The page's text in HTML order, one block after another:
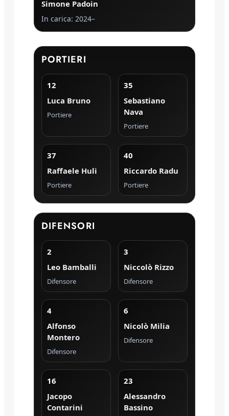
Simone Padoin
In carica: 2024–
PORTIERI
12
Luca Bruno
Portiere
35
Sebastiano
Nava
Portiere
37
Raffaele Huli
Portiere
40
Riccardo Radu
Portiere
DIFENSORI
2
Leo Bamballi
Difensore
3
Niccolò Rizzo
Difensore
4
Alfonso
Montero
Difensore
6
Nicolò Milia
Difensore
16
Jacopo
Contarini
23
Alessandro
Bassino